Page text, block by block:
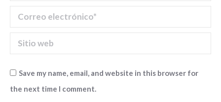
Correo electrónico *
Sitio web
Save my name, email, and website in this browser for
the next time I comment.